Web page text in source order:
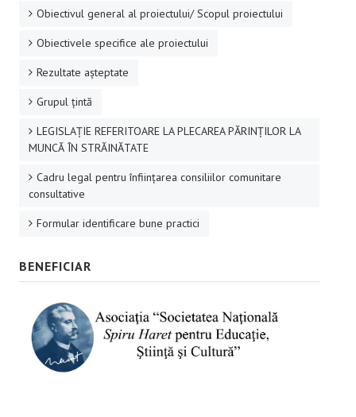
Obiectivul general al proiectului/ Scopul proiectului
Obiectivele specifice ale proiectului
Rezultate aşteptate
Grupul ţintă
LEGISLAȚIE REFERITOARE LA PLECAREA PĂRINȚILOR LA
MUNCĂ ÎN STRĂINĂTATE
Cadru legal pentru înființarea consiliilor comunitare
consultative
Formular identificare bune practici
BENEFICIAR